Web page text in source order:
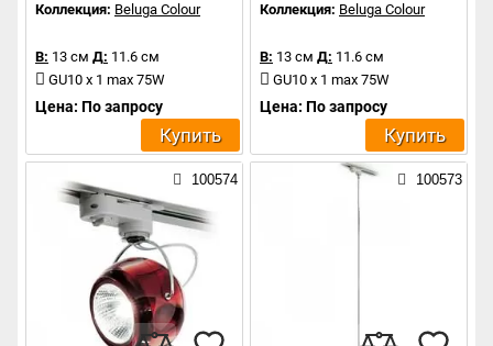
Коллекция: Beluga Colour
В: 13 см Д: 11.6 см
GU10 x 1 max 75W
Цена: По запросу
Купить
Коллекция: Beluga Colour
В: 13 см Д: 11.6 см
GU10 x 1 max 75W
Цена: По запросу
Купить
100574 100573